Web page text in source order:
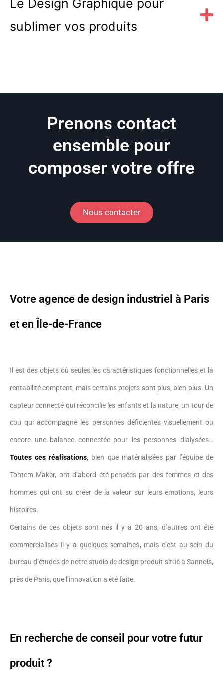
Le Design Graphique pour
sublimer vos produits
Prenons contact
ensemble pour
composer votre offre
Nous contacter
Votre agence de design industriel à Paris
et en Île-de-France
Il est des objets où seules les caractéristiques fonctionnelles et la
rentabilité comptent, mais certains projets sont plus, bien plus. Un
capteur connecté qui réconcilie les enfants et la nature, un tour de
cou qui accompagne les personnes déficientes visuellement ou
encore une balance connectée pour les personnes dialysées…
Toutes ces réalisations, bien que matérialisées par l’équipe de
Tohtem Maker, ont d’abord été pensées par des femmes et des
hommes qui ont su créer de la valeur sur leurs émotions, leurs
histoires.
Certains de ces objets sont nés il y a 20 ans, d’autres ont été
commercialisés il y a quelques semaines, mais c’est au sein du
bureau d’études de notre studio de design produit situé à Sannois,
près de Paris, que l’innovation a été faite.
En recherche de conseil pour votre futur
produit ?